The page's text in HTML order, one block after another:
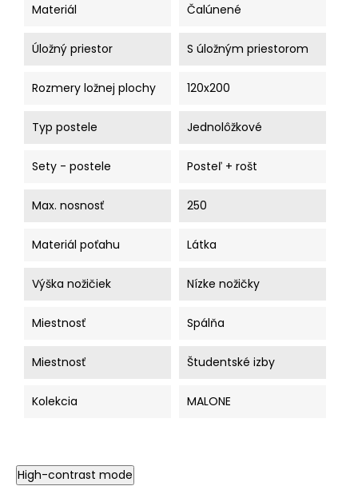
Materiál Čalúnené
Úložný priestor S úložným priestorom
Rozmery ložnej plochy 120x200
Typ postele Jednolôžkové
Sety - postele Posteľ + rošt
Max. nosnosť 250
Materiál poťahu Látka
Výška nožičiek Nízke nožičky
Miestnosť Spálňa
Miestnosť Študentské izby
Kolekcia MALONE
High-contrast mode